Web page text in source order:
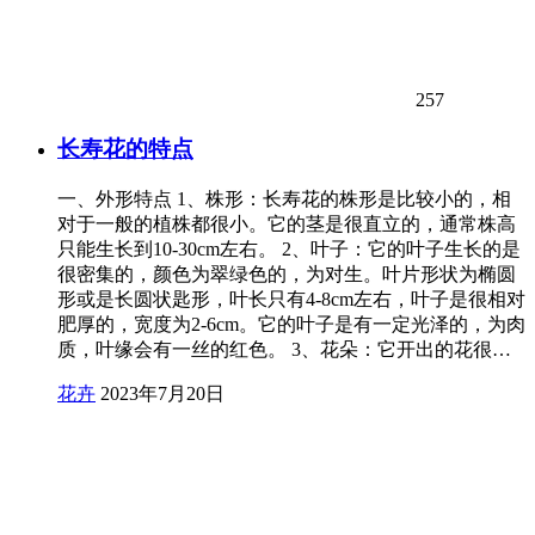
257
长寿花的特点
一、外形特点 1、株形：长寿花的株形是比较小的，相
对于一般的植株都很小。它的茎是很直立的，通常株高
只能生长到10-30cm左右。 2、叶子：它的叶子生长的是
很密集的，颜色为翠绿色的，为对生。叶片形状为椭圆
形或是长圆状匙形，叶长只有4-8cm左右，叶子是很相对
肥厚的，宽度为2-6cm。它的叶子是有一定光泽的，为肉
质，叶缘会有一丝的红色。 3、花朵：它开出的花很…
花卉 2023年7月20日